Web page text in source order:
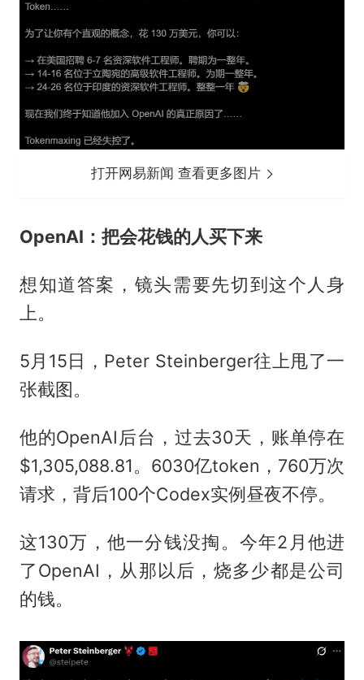
打开网易新闻 查看更多图片
OpenAI：把会花钱的人买下来
想知道答案，镜头需要先切到这个人身
上。
5月15日，Peter Steinberger往上甩了一
张截图。
他的OpenAI后台，过去30天，账单停在
$1,305,088.81。6030亿token，760万次
请求，背后100个Codex实例昼夜不停。
这130万，他一分钱没掏。今年2月他进
了OpenAI，从那以后，烧多少都是公司
的钱。